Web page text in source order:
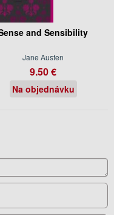
and Sensibility
Jane Austen
9.50 €
Na objednávku